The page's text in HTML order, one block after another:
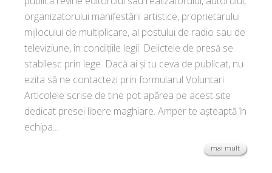
organizatorului manifestării artistice, proprietarului
mijlocului de multiplicare, al postului de radio sau de
televiziune, în condiţiile legii. Delictele de presă se
stabilesc prin lege. Dacă ai și tu ceva de publicat, nu
ezita să ne contactezi prin formularul Voluntari.
Articolele scrise de tine pot apărea pe acest site
dedicat presei libere maghiare. Amper te așteaptă în
echipa...
mai mult